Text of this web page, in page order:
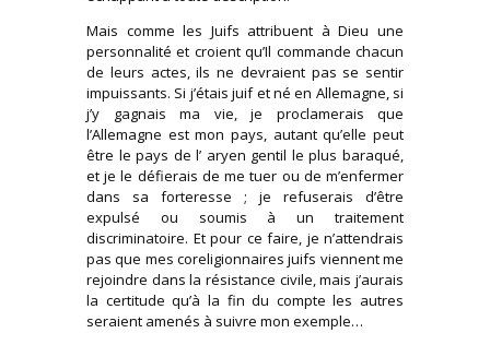
Mais comme les Juifs attribuent à Dieu une
personnalité et croient qu’Il commande chacun
de leurs actes, ils ne devraient pas se sentir
impuissants. Si j’étais juif et né en Allemagne, si
j’y gagnais ma vie, je proclamerais que
l’Allemagne est mon pays, autant qu’elle peut
être le pays de l’ aryen gentil le plus baraqué,
et je le défierais de me tuer ou de m’enfermer
dans sa forteresse ; je refuserais d’être
expulsé ou soumis à un traitement
discriminatoire. Et pour ce faire, je n’attendrais
pas que mes coreligionnaires juifs viennent me
rejoindre dans la résistance civile, mais j’aurais
la certitude qu’à la fin du compte les autres
seraient amenés à suivre mon exemple…